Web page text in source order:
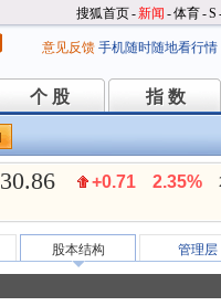
搜狐首页-新闻 -体育-S
意见反馈 手机随时随地看行情
个 股
个 股 指 数
指 数
30.86 +0.71 2.35%
股本结构 管理层